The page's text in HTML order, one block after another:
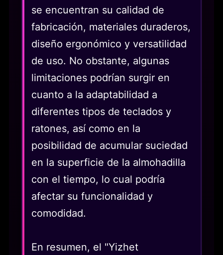
se encuentran su calidad de
fabricación, materiales duraderos,
diseño ergonómico y versatilidad
de uso. No obstante, algunas
limitaciones podrían surgir en
cuanto a la adaptabilidad a
diferentes tipos de teclados y
ratones, así como en la
posibilidad de acumular suciedad
en la superficie de la almohadilla
con el tiempo, lo cual podría
afectar su funcionalidad y
comodidad.
En resumen, el "Yizhet